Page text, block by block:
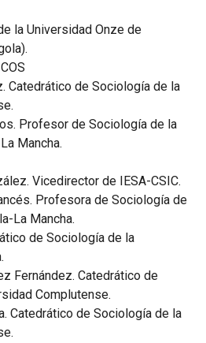
la Universidad Onze de
Catedrático de Sociología de la
Profesor de Sociología de la
Mancha.
Vicedirector de IESA-CSIC.
Profesora de Sociología de
La Mancha.
de Sociología de la
Fernández. Catedrático de
Complutense.
Catedrático de Sociología de la